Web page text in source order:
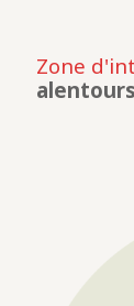
Zone
alentours